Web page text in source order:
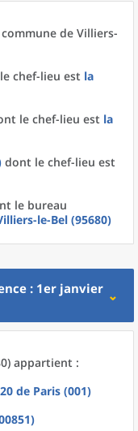
commune de Villiers-
chef-lieu est la
le chef-lieu est la
dont le chef-lieu est
le bureau
le-Bel (95680)
: 1er janvier
appartient :
de Paris (001)